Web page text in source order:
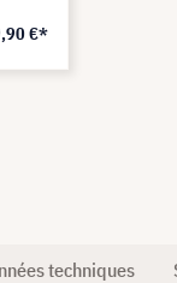
€*
techniques